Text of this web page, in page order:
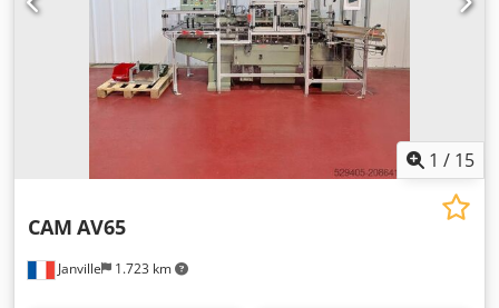
1 / 15
Janville 1.723 km
CAM AV65